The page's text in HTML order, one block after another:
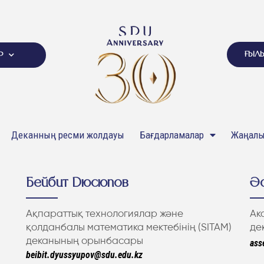
Деканның ресми жолдауы Бағдарламалар
Бейбит Дюсюпов
Ақпараттық технологиялар және
қолданбалы математика мектебінің (SITAM)
деканының орынбасары
beibit.dyussyupov@sdu.edu.kz